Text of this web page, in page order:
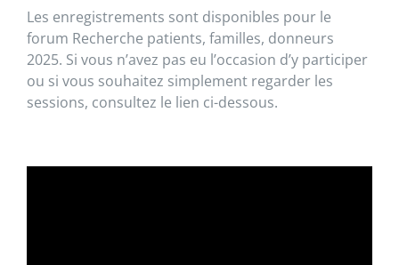
Les enregistrements sont disponibles pour le
forum Recherche patients, familles, donneurs
2025. Si vous n’avez pas eu l’occasion d’y participer
ou si vous souhaitez simplement regarder les
sessions, consultez le lien ci-dessous.